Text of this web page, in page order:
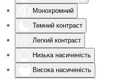
Монохромний
Темний контраст
Легкий контраст
Низька насиченість
Висока насиченість